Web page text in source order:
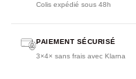
Colis expédié sous 48h
PAIEMENT SÉCURISÉ
3×4× sans frais avec Klarna